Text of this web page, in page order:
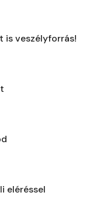
is veszélyforrás!
eléréssel